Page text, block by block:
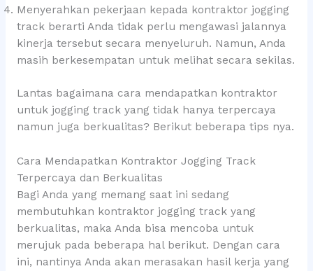
Menyerahkan pekerjaan kepada kontraktor jogging
track berarti Anda tidak perlu mengawasi jalannya
kinerja tersebut secara menyeluruh. Namun, Anda
masih berkesempatan untuk melihat secara sekilas.
Lantas bagaimana cara mendapatkan kontraktor
untuk jogging track yang tidak hanya terpercaya
namun juga berkualitas? Berikut beberapa tips nya.
Cara Mendapatkan Kontraktor Jogging Track
Terpercaya dan Berkualitas
Bagi Anda yang memang saat ini sedang
membutuhkan kontraktor jogging track yang
berkualitas, maka Anda bisa mencoba untuk
merujuk pada beberapa hal berikut. Dengan cara
ini, nantinya Anda akan merasakan hasil kerja yang